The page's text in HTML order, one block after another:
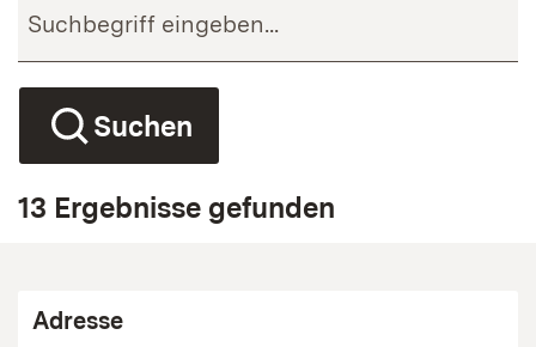
Suchen
13 Ergebnisse gefunden
Adresse